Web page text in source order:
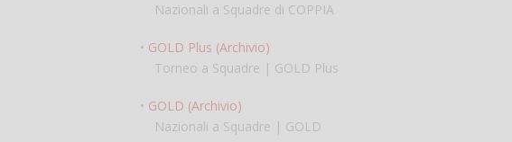
Nazionali a Squadre di COPPIA
• GOLD Plus (Archivio)
Torneo a Squadre | GOLD Plus
• GOLD (Archivio)
Nazionali a Squadre | GOLD